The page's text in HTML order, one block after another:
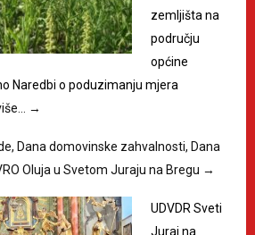
zemljišta na
području
općine
Naredbi o poduzimanju mjera
→
Dana domovinske zahvalnosti, Dana
Oluja u Svetom Juraju na Bregu →
UDVDR Sveti
Juraj na